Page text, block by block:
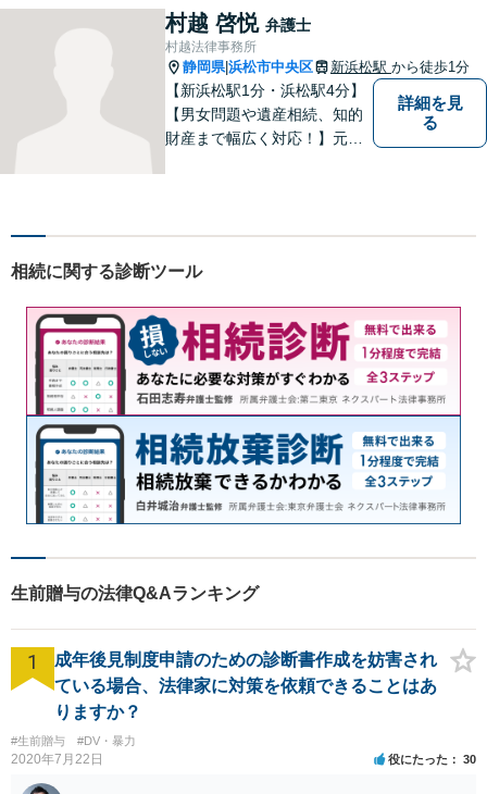
村越 啓悦 弁護士
村越法律事務所
静岡県|浜松市中央区 新浜松駅 から徒歩1分
【新浜松駅1分・浜松駅4分】
【男女問題や遺産相続、知的
財産まで幅広く対応！】元裁
様との信頼関係を第一に、事
す。
詳細を見
る
相続に関する診断ツール
生前贈与の法律Q&Aランキング
1
成年後見制度申請のための診断書作成を妨害され
ている場合、法律家に対策を依頼できることはあ
りますか？
#生前贈与 #DV・暴力
2020年7月22日 役にたった 30